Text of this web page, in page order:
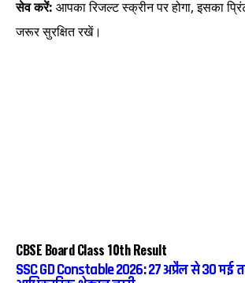
सेव करें: आपका रिजल्ट स्क्रीन पर होगा, इसका
जरूर सुरक्षित रखें।
CBSE Board Class 10th Result
SSC GD Constable 2026: 27 अप्रैल से 30 मई